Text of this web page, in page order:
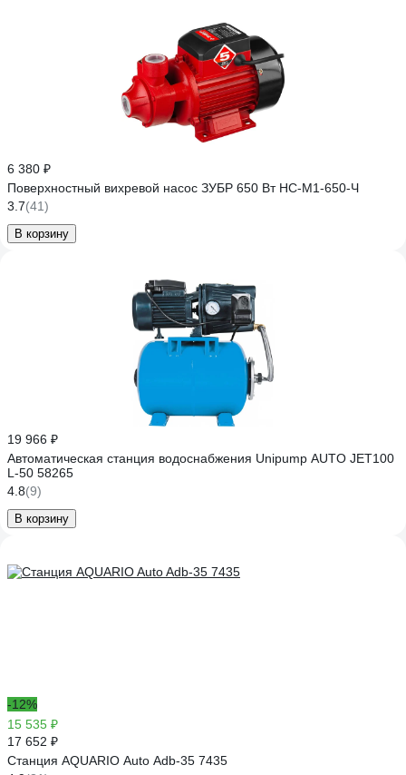
6 380 ₽
Поверхностный вихревой насос ЗУБР 650 Вт НС-М1-650-Ч
3.7(41)
В корзину
19 966 ₽
Автоматическая станция водоснабжения Unipump AUTO JET100
L-50 58265
4.8(9)
В корзину
-12%
15 535 ₽
17 652 ₽
Станция AQUARIO Auto Adb-35 7435